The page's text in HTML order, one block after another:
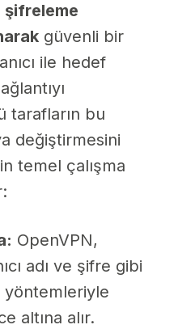
şifreleme
güvenli bir
ile hedef
tarafların bu
değiştirmesini
temel çalışma
OpenVPN,
adı ve şifre gibi
yöntemleriyle
altına alır.